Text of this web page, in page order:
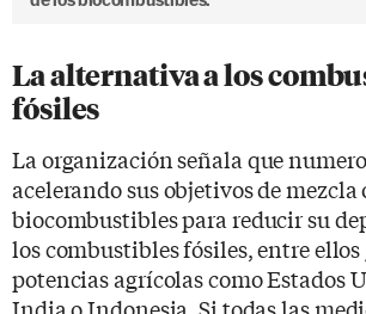
La alternativa a los
fósiles
La organización señala que
acelerando sus objetivos de
biocombustibles para reducir su
los combustibles fósiles, entre ellos
potencias agrícolas como Estados